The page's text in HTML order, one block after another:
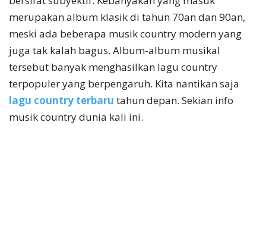
merupakan album klasik di tahun 70an dan 90an,
meski ada beberapa musik country modern yang
juga tak kalah bagus. Album-album musikal
tersebut banyak menghasilkan lagu country
terpopuler yang berpengaruh. Kita nantikan saja
lagu country terbaru tahun depan. Sekian info
musik country dunia kali ini.